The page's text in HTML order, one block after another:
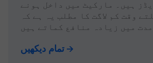
ہیں۔ مارکیٹ میں داخل ہونے
وقت کم لاگت کا مطلب یہ ہے کہ
میں زیادہ منافع کماتے ہیں
تمام دیکھیں